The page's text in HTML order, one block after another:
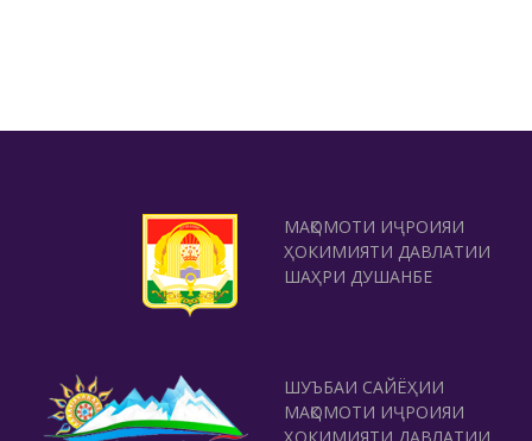
МАҚОМОТИ ИҶРОИЯИ
ҲОКИМИЯТИ ДАВЛАТИИ
ШАҲРИ ДУШАНБЕ
ШУЪБАИ САЙЁҲИИ
МАҚОМОТИ ИҶРОИЯИ